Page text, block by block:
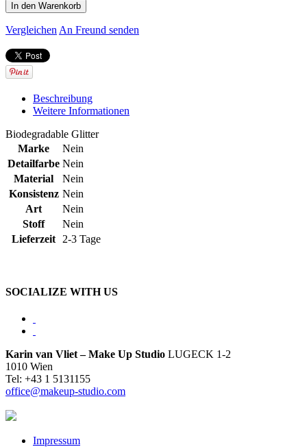
In den Warenkorb
Vergleichen An Freund senden
Beschreibung
Weitere Informationen
Biodegradable Glitter
Marke
Nein
Detailfarbe Nein
Material
Nein
Konsistenz Nein
Art
Nein
Stoff
Nein
Lieferzeit
2-3 Tage
SOCIALIZE WITH US
Karin van Vliet – Make Up Studio LUGECK 1-2
1010 Wien
Tel: +43 1 5131155
office@makeup-studio.com
Impressum